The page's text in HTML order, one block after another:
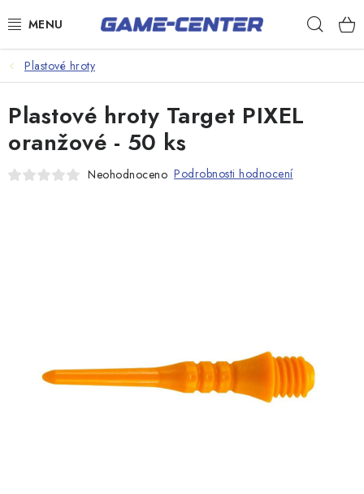
na
Šipky
Stolní fotbal
Plastové hroty
Plastové hroty Target PIXEL
oranžové - 50 ks
Neohodnoceno Podrobnosti hodnocení